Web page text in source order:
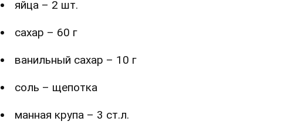
яйца – 2 шт.
сахар – 60 г
ванильный сахар – 10 г
соль – щепотка
манная крупа – 3 ст.л.